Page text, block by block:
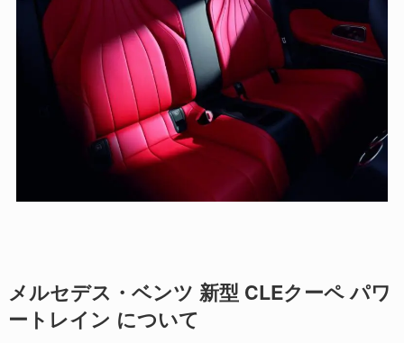
メルセデス・ベンツ 新型 CLEクーペ パワ
ートレイン について